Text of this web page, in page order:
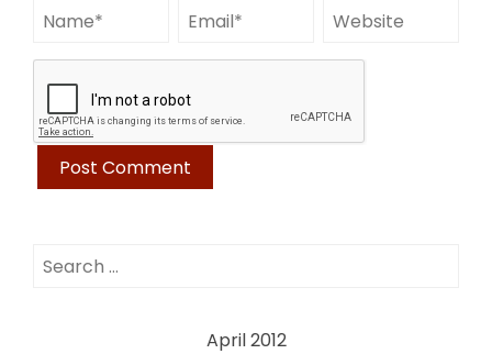
Search
April 2012